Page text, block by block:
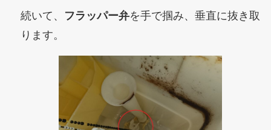
続いて、 フラッパー弁を手で掴み、垂直に抜き取
ります。